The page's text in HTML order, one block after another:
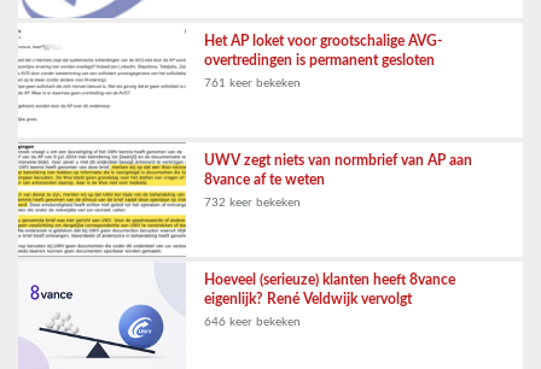
Het AP loket voor grootschalige AVG-
overtredingen is permanent gesloten
761 keer bekeken
UWV zegt niets van normbrief van AP aan
8vance af te weten
732 keer bekeken
Hoeveel (serieuze) klanten heeft 8vance
eigenlijk? René Veldwijk vervolgt
646 keer bekeken